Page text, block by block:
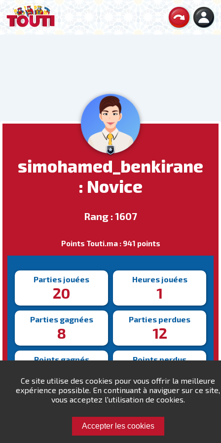
Ce site utilise des cookies pour vous offrir la meilleure
expérience possible. En continuant à naviguer sur ce site,
vous acceptez l'utilisation de cookies.
Accepter les cookies
simohamed_benkirane
: Novice
Rang : 1607
Points Touti.ma : 941 points
Parties jouées
20
Heures jouées
1
Parties gagnées
8
Parties perdues
12
Points gagnés Points perdus
Victoire la plus rapide
218s
Victoire la plus lente
312s